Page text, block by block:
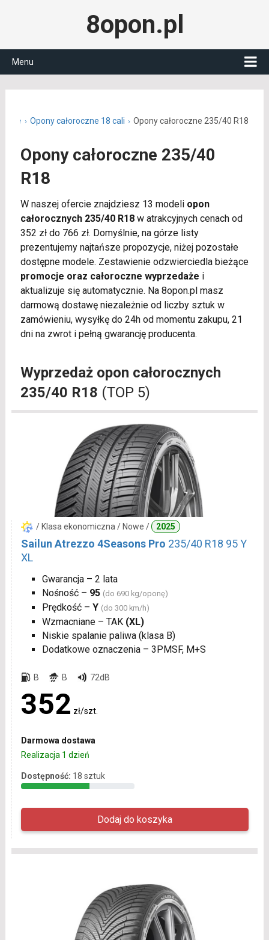
8opon.pl
Menu
Opony całoroczne 18 cali Opony całoroczne 235/40 R18
Opony całoroczne 235/40
R18
W naszej ofercie znajdziesz 13 modeli opon
całorocznych 235/40 R18w atrakcyjnych cenach od
352 zł do 766 zł. Domyślnie, na górze listy
prezentujemy najtańsze propozycje, niżej pozostałe
dostępne modele. Zestawienie odzwierciedla bieżące
promocje oraz całoroczne wyprzedaże i
aktualizuje się automatycznie. Na 8opon.pl masz
darmową dostawę niezależnie od liczby sztuk w
zamówieniu, wysyłkę do 24h od momentu zakupu, 21
dni na zwrot i pełną gwarancję producenta.
Wyprzedaż opon całorocznych
235/40 R18 (TOP 5)
/ Klasa ekonomiczna / Nowe / 2025
Sailun Atrezzo 4Seasons Pro 235/40 R18 95 Y
XL
Gwarancja – 2 lata
Nośność – 95 (do 690 kg/oponę)
Prędkość – Y (do 300 km/h)
Wzmacniane – TAK (XL)
Niskie spalanie paliwa (klasa B)
Dodatkowe oznaczenia – 3PMSF, M+S
B B 72dB
352 zł/szt.
Darmowa dostawa
Realizacja 1 dzień
Dostępność: 18 sztuk